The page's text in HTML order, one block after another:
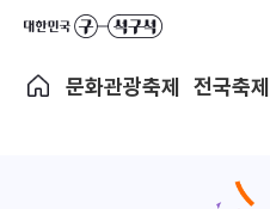
문화관광축제 전국축제